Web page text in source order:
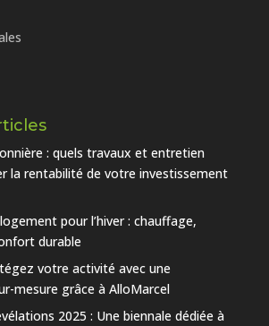
: quels travaux et entretien
la rentabilité de votre investissement
pour l’hiver : chauffage,
durable
votre activité avec une
mesure grâce à AlloMarcel
2025 : Une biennale dédiée à